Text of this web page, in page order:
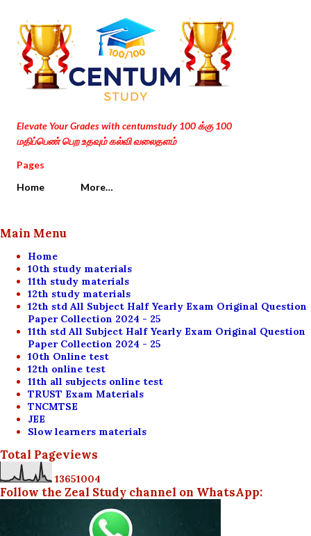
Skip to main content
Elevate Your Grades with centumstudy 100 க்கு 100
மதிப்பெண் பெற உதவும் கல்வி வலைதளம்
Pages
Home
More…
Main Menu
Home
10th study materials
11th study materials
12th study materials
12th std All Subject Half Yearly Exam Original Question
Paper Collection 2024 - 25
11th std All Subject Half Yearly Exam Original Question
Paper Collection 2024 - 25
10th Online test
12th online test
11th all subjects online test
TRUST Exam Materials
TNCMTSE
JEE
Slow learners materials
Total Pageviews
13651004
Follow the Zeal Study channel on WhatsApp: